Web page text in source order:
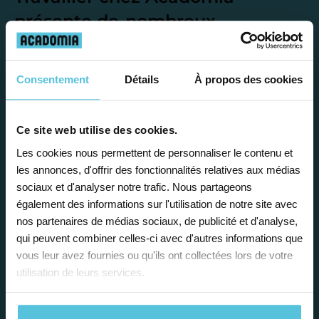
Consentement Détails À propos des cookies
Ce site web utilise des cookies.
Les cookies nous permettent de personnaliser le contenu et
les annonces, d'offrir des fonctionnalités relatives aux médias
sociaux et d'analyser notre trafic. Nous partageons
également des informations sur l'utilisation de notre site avec
nos partenaires de médias sociaux, de publicité et d'analyse,
qui peuvent combiner celles-ci avec d'autres informations que
vous leur avez fournies ou qu'ils ont collectées lors de votre
utilisation de leurs services.
présente denombreux
avantages
Enseignez près de chez vous, selon
vos horaires
Afin de garantir le meilleur
accompagnement, nous organisons votre
emploi du temps en fonction de votre profil,
vos disponibilités et votre flexibilité.